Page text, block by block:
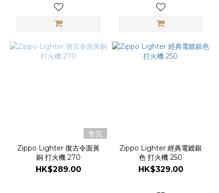
售完
Zippo Lighter 復古令面黃
銅 打火機 270
HK$289.00
Zippo Lighter 經典電鍍銀
色 打火機 250
HK$329.00